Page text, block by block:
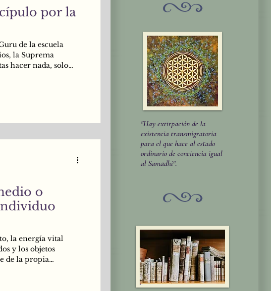
por la
de la escuela
la Suprema
hacer nada, solo
o
la energía vital
y los objetos
de la propia
"Hay extirpación de la
existencia transmigratoria
para el que hace al estado
ordinario de conciencia igual
al Samādhi".